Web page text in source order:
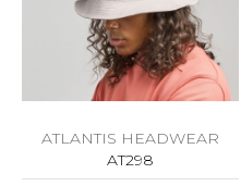
ATLANTIS HEADWEAR
AT298